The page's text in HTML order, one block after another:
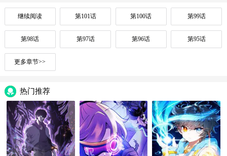
继续阅读 第101话 第100话 第99话
第98话 第97话 第96话 第95话
更多章节>>
热门推荐